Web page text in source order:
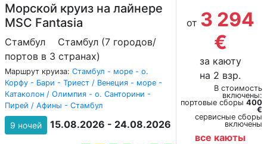
Морской круиз на лайнере
MSC Fantasia
Стамбул
Стамбул (7 городов/
портов в 3 странах)
Маршрут круиза: Стамбул - море - о.
Корфу - Бари - Триест / Венеция - море -
Катаколон / Олимпия - о. Санторини -
Пирей / Афины - Стамбул
9 ночей 15.08.2026 - 24.08.2026
от 3 294
€
за каюту
на 2 взр.
В стоимость
включены:
портовые сборы 400
€
сервисные сборы
включены
все каюты